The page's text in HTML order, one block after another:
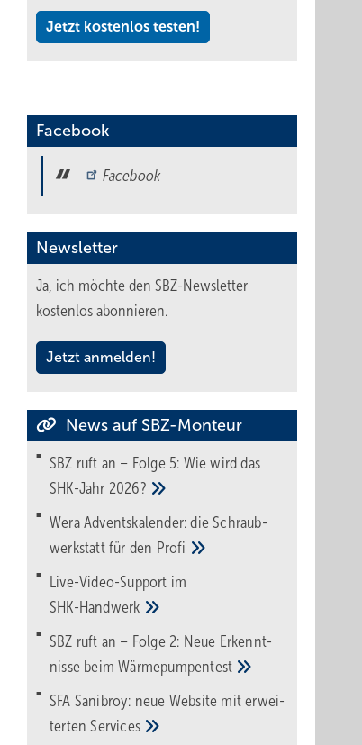
Jetzt kostenlos testen!
Facebook
Facebook
Newsletter
Ja, ich möchte den SBZ-Newsletter
kostenlos abonnieren.
Jetzt anmelden!
News auf SBZ-Monteur
SBZ ruft an – Folge 5: Wie wird das
SHK-Jahr 2026?
Wera Adventskalender: die Schraub­
werk­statt für den Pro­fi
Live-Video-Support im
SHK-Handwerk
SBZ ruft an – Folge 2: Neue Erkennt­
nisse beimWärme­pumpen­test
SFA Sanibroy: neue Web­site mit erwei­
tertenServices